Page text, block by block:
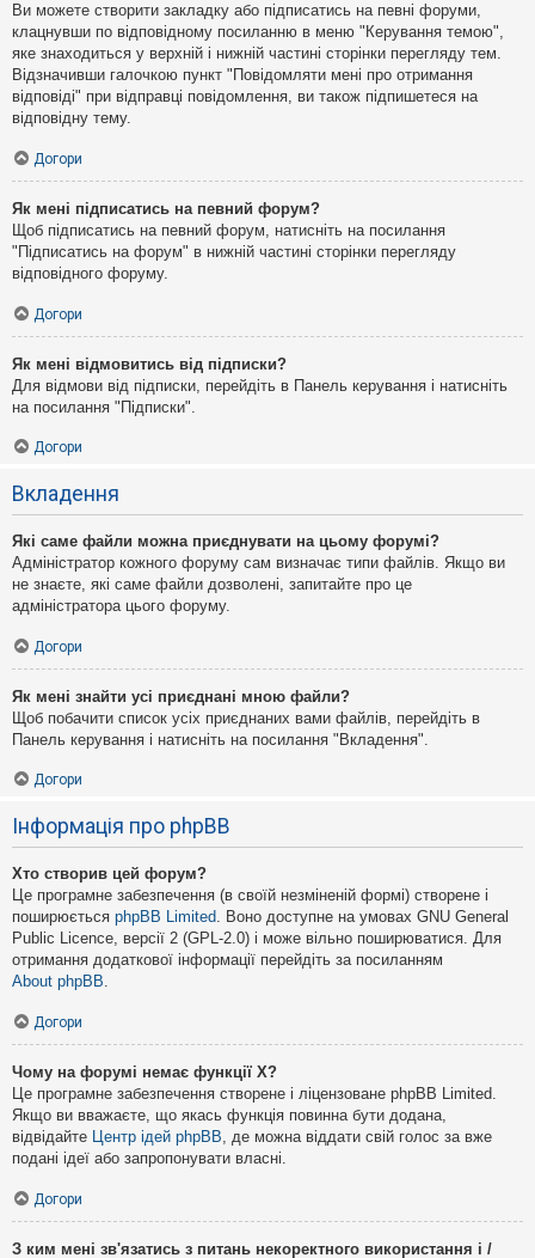
Ви можете створити закладку або підписатись на певні форуми,
клацнувши по відповідному посиланню в меню "Керування темою",
яке знаходиться у верхній і нижній частині сторінки перегляду тем.
Відзначивши галочкою пункт "Повідомляти мені про отримання
відповіді" при відправці повідомлення, ви також підпишетеся на
відповідну тему.
Догори
Як мені підписатись на певний форум?
Щоб підписатись на певний форум, натисніть на посилання
"Підписатись на форум" в нижній частині сторінки перегляду
відповідного форуму.
Догори
Як мені відмовитись від підписки?
Для відмови від підписки, перейдіть в Панель керування і натисніть
на посилання "Підписки".
Догори
Вкладення
Які саме файли можна приєднувати на цьому форумі?
Адміністратор кожного форуму сам визначає типи файлів. Якщо ви
не знаєте, які саме файли дозволені, запитайте про це
адміністратора цього форуму.
Догори
Як мені знайти усі приєднані мною файли?
Щоб побачити список усіх приєднаних вами файлів, перейдіть в
Панель керування і натисніть на посилання "Вкладення".
Догори
Інформація про phpBB
Хто створив цей форум?
Це програмне забезпечення (в своїй незміненій формі) створене і
поширюється phpBB Limited. Воно доступне на умовах GNU General
Public Licence, версії 2 (GPL-2.0) і може вільно поширюватися. Для
отримання додаткової інформації перейдіть за посиланням
About phpBB.
Догори
Чому на форумі немає функції X?
Це програмне забезпечення створене і ліцензоване phpBB Limited.
Якщо ви вважаєте, що якась функція повинна бути додана,
відвідайте Центр ідей phpBB, де можна віддати свій голос за вже
подані ідеї або запропонувати власні.
Догори
З ким мені зв'язатись з питань некоректного використання і /